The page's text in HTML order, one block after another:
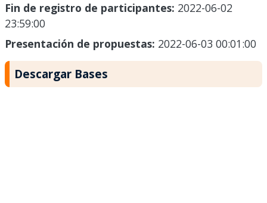
Fin de registro de participantes: 2022-06-02
23:59:00
Presentación de propuestas: 2022-06-03 00:01:00
Descargar Bases